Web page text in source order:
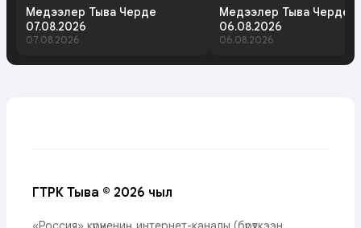
Медээлер Тыва Черде
07.08.2026
07.08.2026
Медээлер Тыва Черде
06.08.2026
06.08.2026
ГТРК Тыва © 2026 чыл